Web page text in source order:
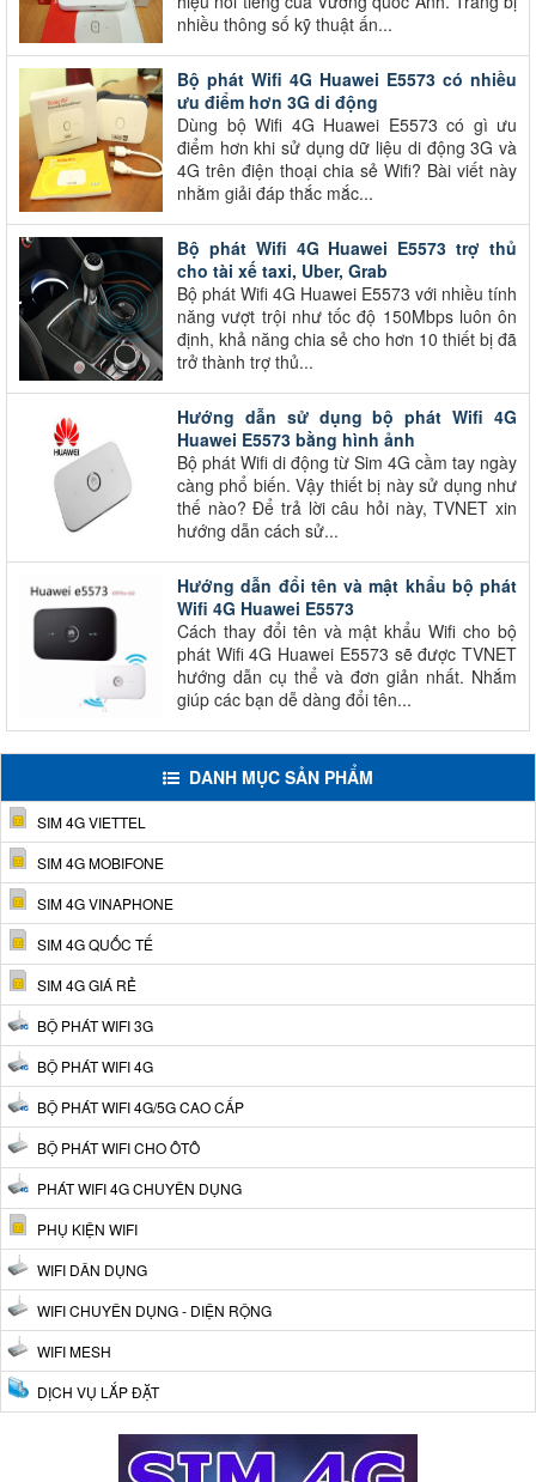
nhiều thông số kỹ thuật ấn...
Bộ phát Wifi 4G Huawei E5573 có nhiều
ưu điểm hơn 3G di động
Dùng bộ Wifi 4G Huawei E5573 có gì ưu
điểm hơn khi sử dụng dữ liệu di động 3G và
4G trên điện thoại chia sẻ Wifi? Bài viết này
nhằm giải đáp thắc mắc...
Bộ phát Wifi 4G Huawei E5573 trợ thủ
cho tài xế taxi, Uber, Grab
Bộ phát Wifi 4G Huawei E5573 với nhiều tính
năng vượt trội như tốc độ 150Mbps luôn ôn
định, khả năng chia sẻ cho hơn 10 thiết bị đã
trở thành trợ thủ...
Hướng dẫn sử dụng bộ phát Wifi 4G
Huawei E5573 bằng hình ảnh
Bộ phát Wifi di động từ Sim 4G cầm tay ngày
càng phổ biến. Vậy thiết bị này sử dụng như
thế nào? Để trả lời câu hỏi này, TVNET xin
hướng dẫn cách sử...
Hướng dẫn đổi tên và mật khẩu bộ phát
Wifi 4G Huawei E5573
Cách thay đổi tên và mật khẩu Wifi cho bộ
phát Wifi 4G Huawei E5573 sẽ được TVNET
hướng dẫn cụ thể và đơn giản nhất. Nhắm
giúp các bạn dễ dàng đổi tên...
DANH MỤC SẢN PHẨM
SIM 4G VIETTEL
SIM 4G MOBIFONE
SIM 4G VINAPHONE
SIM 4G QUỐC TẾ
SIM 4G GIÁ RẺ
BỘ PHÁT WIFI 3G
BỘ PHÁT WIFI 4G
BỘ PHÁT WIFI 4G/5G CAO CẤP
BỘ PHÁT WIFI CHO ÔTÔ
PHÁT WIFI 4G CHUYÊN DỤNG
PHỤ KIỆN WIFI
WIFI DÂN DỤNG
WIFI CHUYÊN DỤNG - DIỆN RỘNG
WIFI MESH
DỊCH VỤ LẮP ĐẶT